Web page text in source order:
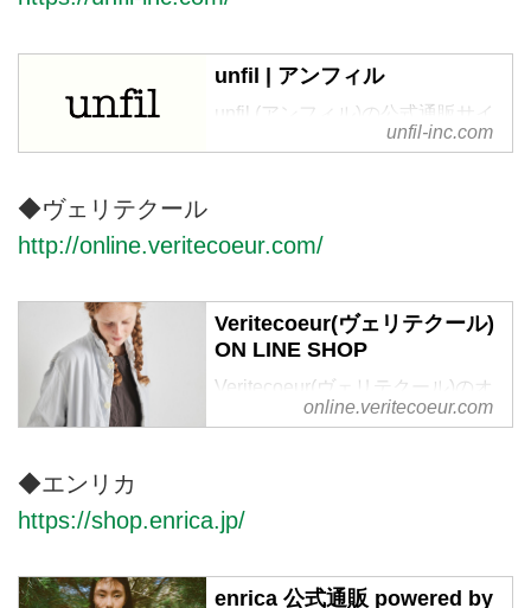
unfil | アンフィル
unfil (アンフィル)の公式通販サイ
トです。unfilの服作りは、素材本
地で大切に育てられ、古くから衣
然素材には様々な機能と再生力が
備わっています。素材本来の良さ
を引き立たせるため編み地や生地
の開発をし、新しいアイデアと生
産者の伝統的な技術によって着心
unfil-inc.com
◆ヴェリテクール
http://online.veritecoeur.com/
Veritecoeur(ヴェリテクール)
ON LINE SHOP
Veritecoeur(ヴェリテクール)のオ
フィシャル通販サイトです。 オ
online.veritecoeur.com
◆エンリカ
https://shop.enrica.jp/
enrica 公式通販 powered by